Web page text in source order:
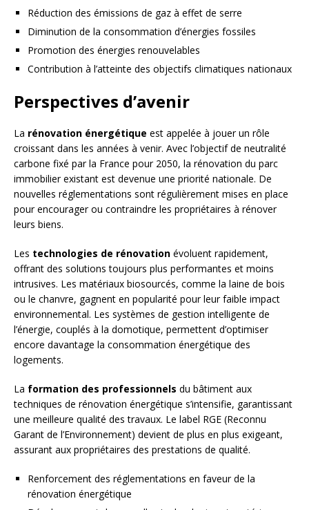
Réduction des émissions de gaz à effet de serre
Diminution de la consommation d’énergies fossiles
Promotion des énergies renouvelables
Contribution à l’atteinte des objectifs climatiques nationaux
Perspectives d’avenir
La rénovation énergétique est appelée à jouer un rôle
croissant dans les années à venir. Avec l’objectif de neutralité
carbone fixé par la France pour 2050, la rénovation du parc
immobilier existant est devenue une priorité nationale. De
nouvelles réglementations sont régulièrement mises en place
pour encourager ou contraindre les propriétaires à rénover
leurs biens.
Les technologies de rénovation évoluent rapidement,
offrant des solutions toujours plus performantes et moins
intrusives. Les matériaux biosourcés, comme la laine de bois
ou le chanvre, gagnent en popularité pour leur faible impact
environnemental. Les systèmes de gestion intelligente de
l’énergie, couplés à la domotique, permettent d’optimiser
encore davantage la consommation énergétique des
logements.
La formation des professionnels du bâtiment aux
techniques de rénovation énergétique s’intensifie, garantissant
une meilleure qualité des travaux. Le label RGE (Reconnu
Garant de l’Environnement) devient de plus en plus exigeant,
assurant aux propriétaires des prestations de qualité.
Renforcement des réglementations en faveur de la
rénovation énergétique